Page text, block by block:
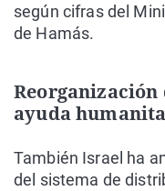
según cifras del
de Hamás.
ayuda
También Israel ha
del sistema de